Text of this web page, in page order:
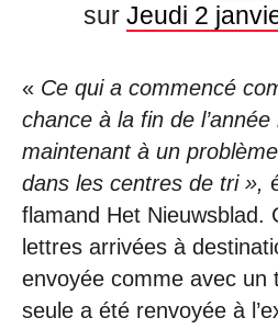
surJeudi 2
« Ce qui a commencé
chance à la fin de
maintenant à un
dans les centres de tri »,
flamand Het Nieuwsblad.
lettres arrivées à
envoyée comme avec un
seule a été renvoyée à